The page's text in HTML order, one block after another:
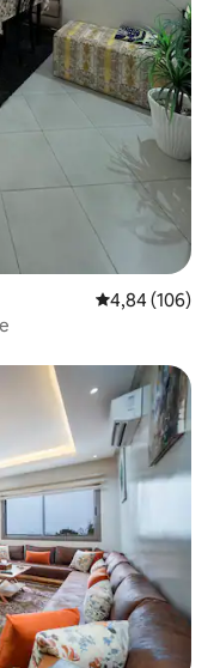
Évaluation
4,84 (106)